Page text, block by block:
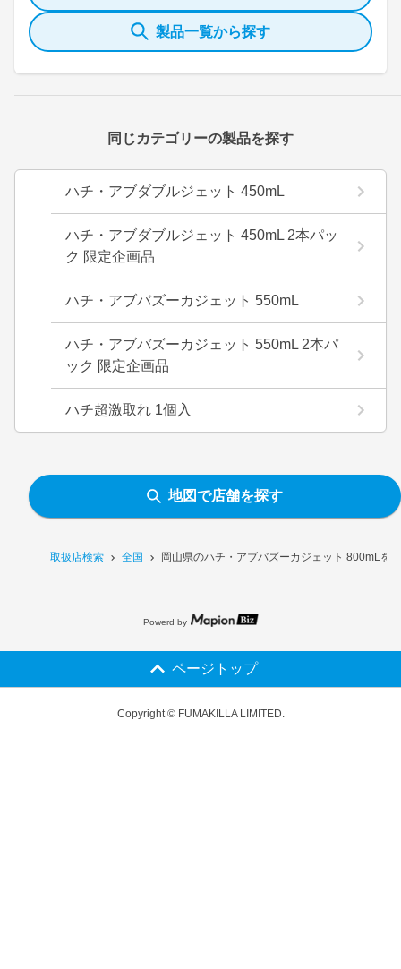
取扱店検索 全国 岡山県のハチ・アブバズーカジェット 800mLを
製品一覧から探す
同じカテゴリーの製品を探す
ハチ・アブダブルジェット 450mL
ハチ・アブダブルジェット 450mL 2本パッ
ク 限定企画品
ハチ・アブバズーカジェット 550mL
ハチ・アブバズーカジェット 550mL 2本パ
ック 限定企画品
ハチ超激取れ 1個入
地図で店舗を探す
Powerd by
ページトップ
Copyright © FUMAKILLA LIMITED.